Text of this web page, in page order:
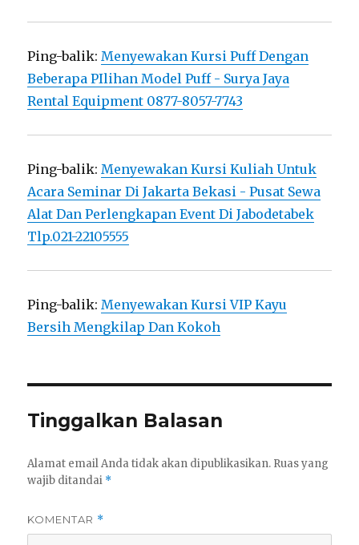
Ping-balik:Menyewakan Kursi Puff Dengan
Beberapa PIlihan Model Puff - Surya Jaya
Rental Equipment 0877-8057-7743
Ping-balik:Menyewakan Kursi Kuliah Untuk
Acara Seminar Di Jakarta Bekasi - Pusat Sewa
Alat Dan Perlengkapan Event Di Jabodetabek
Tlp.021-22105555
Ping-balik:Menyewakan Kursi VIP Kayu
Bersih Mengkilap Dan Kokoh
Tinggalkan Balasan
Alamat email Anda tidak akan dipublikasikan. Ruas yang
wajib ditandai *
KOMENTAR *